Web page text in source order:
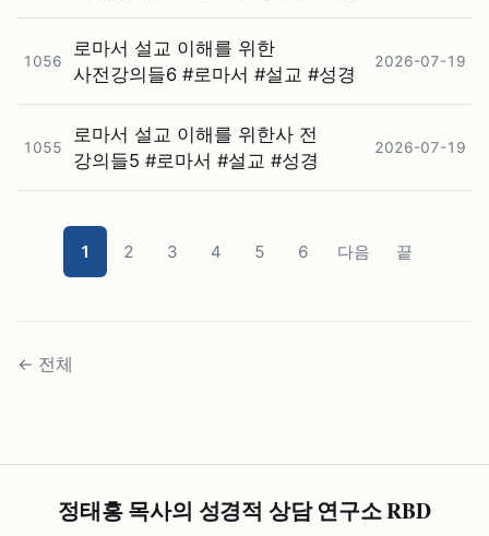
1056
로마서 설교 이해를 위한
사전강의들6 #⁠로마서 #⁠설교 #⁠성경
2026-07-19
1055
로마서 설교 이해를 위한사 전
강의들5 #⁠로마서 #⁠설교 #⁠성경
2026-07-19
1 2 3 4 5 6 다음 끝
← 전체
정태홍 목사의 성경적 상담 연구소 RBD